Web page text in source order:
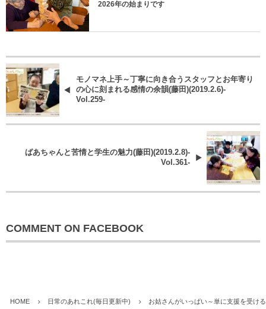
2026年の始まりです
モノマネ上手～丁寧に向き合うスタッフとお年寄り
の心に刻まれる感情の余韻(藤田)(2019.2.6)-
Vol.259-
ばあちゃんと苦情と学生の魅力(藤田)(2019.2.8)-
Vol.361-
COMMENT ON FACEBOOK
HOME 日常のあれこれ(毎日更新中) お姑さんがいっぱい～単に支援を受け